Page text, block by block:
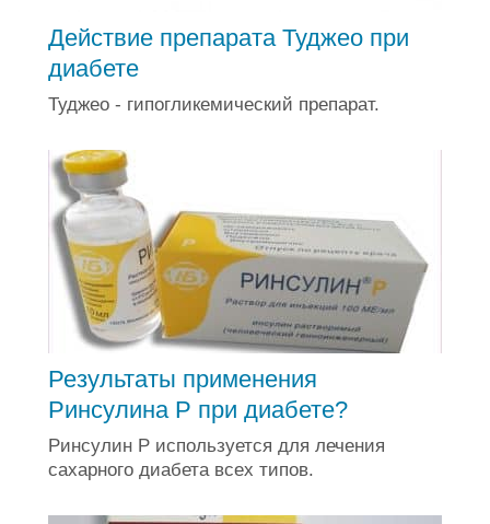
Действие препарата Туджео при
диабете
Туджео - гипогликемический препарат.
Результаты применения
Ринсулина Р при диабете?
Ринсулин Р используется для лечения
сахарного диабета всех типов.